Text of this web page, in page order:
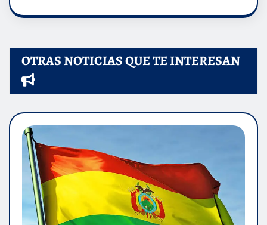
OTRAS NOTICIAS QUE TE INTERESAN